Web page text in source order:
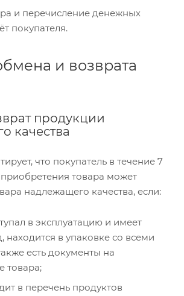
и перечисление денежных
покупателя.
и возврата
продукции
качества
что покупатель в течение 7
товара может
надлежащего качества, если:
в эксплуатацию и имеет
находится в упаковке со всеми
есть документы на
товара;
в перечень продуктов